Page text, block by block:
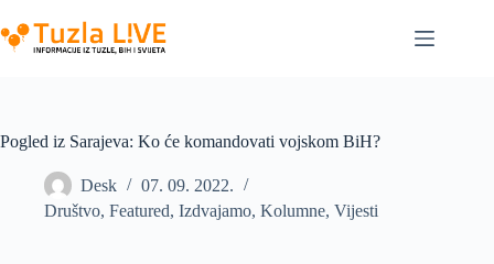
to
content
Pogled iz Sarajeva: Ko će komandovati vojskom BiH?
Desk
07. 09. 2022.
Društvo, Featured, Izdvajamo, Kolumne, Vijesti